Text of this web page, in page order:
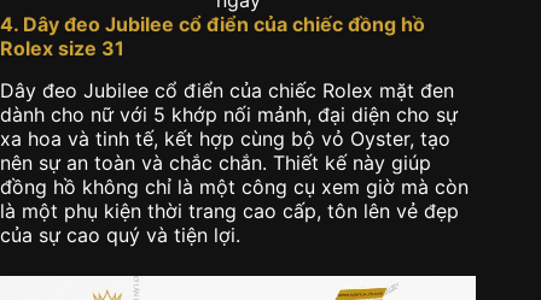
4. Dây đeo Jubilee cổ điển của chiếc đồng hồ
Rolex size 31
Dây đeo Jubilee cổ điển của chiếc Rolex mặt đen
dành cho nữ với 5 khớp nối mảnh, đại diện cho sự
xa hoa và tinh tế, kết hợp cùng bộ vỏ Oyster, tạo
nên sự an toàn và chắc chắn. Thiết kế này giúp
đồng hồ không chỉ là một công cụ xem giờ mà còn
là một phụ kiện thời trang cao cấp, tôn lên vẻ đẹp
của sự cao quý và tiện lợi.